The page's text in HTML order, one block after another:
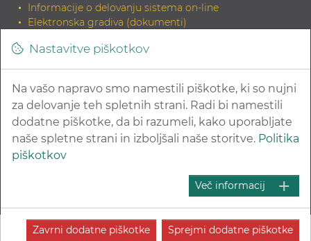
Informacije o delovanju sistema on-line
Elektronska gradiva (dokumenti)
INDOK knjižnica
Zahteva za elektronski izvirnik dokumenta in potrditev
Povezave na sorodne strani
Pravna obvestila in varovanje zasebnosti
Izjava o dostopnosti
Nastavitve piškotkov
Na vašo napravo smo namestili piškotke, ki so nujni
za delovanje teh spletnih strani. Radi bi namestili
dodatne piškotke, da bi razumeli, kako uporabljate
naše spletne strani in izboljšali naše storitve. Politika
piškotkov
Več informacij
Zavrni dodatne piškotke Sprejmi dodatne piškotke